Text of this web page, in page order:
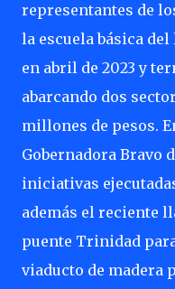
representantes de
la escuela básica
en abril de 2023 y
abarcando dos
millones de pesos.
Gobernadora Bravo
iniciativas
además el reciente
puente Trinidad
viaducto de madera